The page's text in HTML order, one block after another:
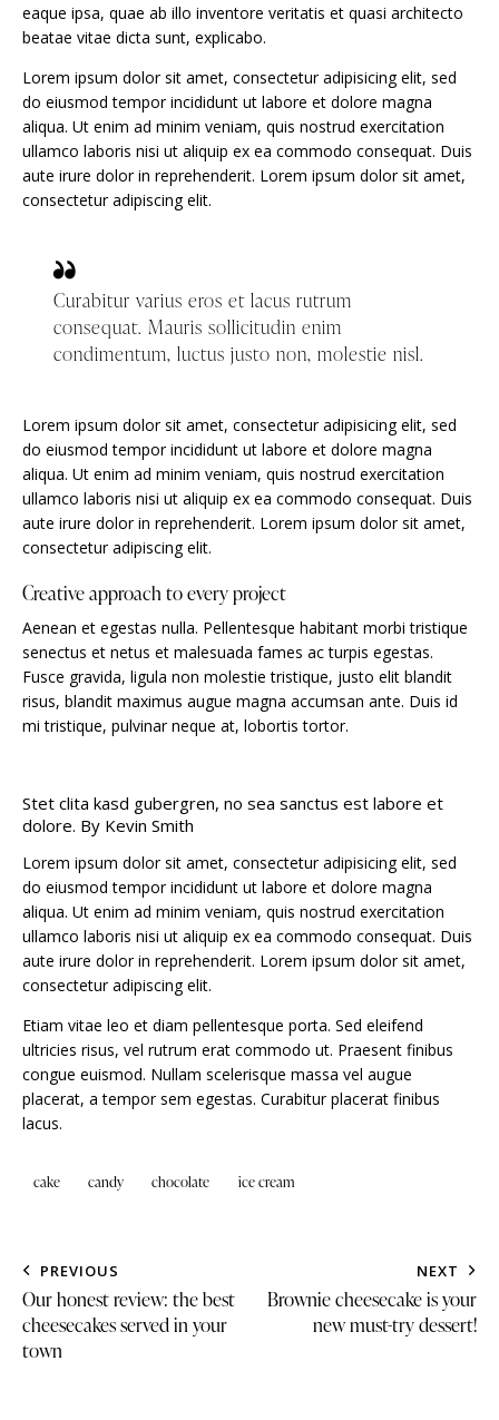
eaque ipsa, quae ab illo inventore veritatis et quasi architecto
beatae vitae dicta sunt, explicabo.
Lorem ipsum dolor sit amet, consectetur adipisicing elit, sed
do eiusmod tempor incididunt ut labore et dolore magna
aliqua. Ut enim ad minim veniam, quis nostrud exercitation
ullamco laboris nisi ut aliquip ex ea commodo consequat. Duis
aute irure dolor in reprehenderit. Lorem ipsum dolor sit amet,
consectetur adipiscing elit.
Curabitur varius eros et lacus rutrum
consequat. Mauris sollicitudin enim
condimentum, luctus justo non, molestie nisl.
Lorem ipsum dolor sit amet, consectetur adipisicing elit, sed
do eiusmod tempor incididunt ut labore et dolore magna
aliqua. Ut enim ad minim veniam, quis nostrud exercitation
ullamco laboris nisi ut aliquip ex ea commodo consequat. Duis
aute irure dolor in reprehenderit. Lorem ipsum dolor sit amet,
consectetur adipiscing elit.
Creative approach to every project
Aenean et egestas nulla. Pellentesque habitant morbi tristique
senectus et netus et malesuada fames ac turpis egestas.
Fusce gravida, ligula non molestie tristique, justo elit blandit
risus, blandit maximus augue magna accumsan ante. Duis id
mi tristique, pulvinar neque at, lobortis tortor.
Stet clita kasd gubergren, no sea sanctus est labore et
dolore. By Kevin Smith
Lorem ipsum dolor sit amet, consectetur adipisicing elit, sed
do eiusmod tempor incididunt ut labore et dolore magna
aliqua. Ut enim ad minim veniam, quis nostrud exercitation
ullamco laboris nisi ut aliquip ex ea commodo consequat. Duis
aute irure dolor in reprehenderit. Lorem ipsum dolor sit amet,
consectetur adipiscing elit.
Etiam vitae leo et diam pellentesque porta. Sed eleifend
ultricies risus, vel rutrum erat commodo ut. Praesent finibus
congue euismod. Nullam scelerisque massa vel augue
placerat, a tempor sem egestas. Curabitur placerat finibus
lacus.
cake candy chocolate ice cream
PREVIOUS
Our honest review: the best
cheesecakes served in your
town
NEXT
Brownie cheesecake is your
new must-try dessert!